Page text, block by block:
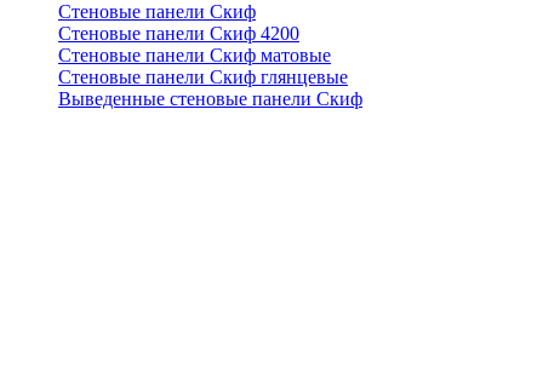
Стеновые панели Скиф
Стеновые панели Скиф 4200
Стеновые панели Скиф матовые
Стеновые панели Скиф глянцевые
Выведенные стеновые панели Скиф